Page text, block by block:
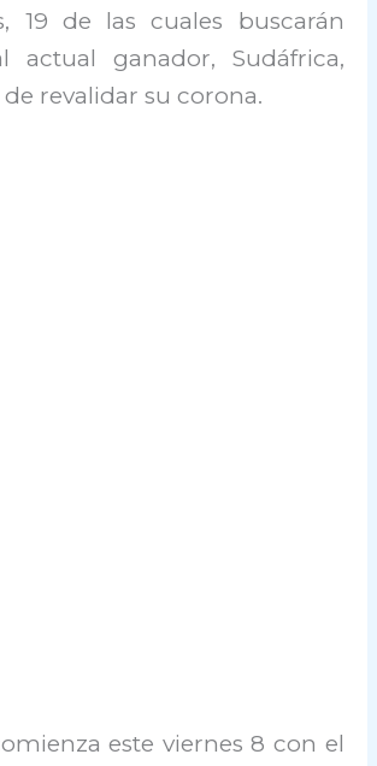
19 de las cuales buscarán
actual ganador, Sudáfrica,
revalidar su corona.
este viernes 8 con el